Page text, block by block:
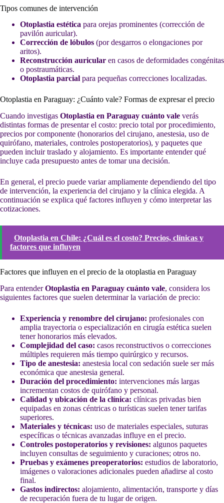
Tipos comunes de intervención
Otoplastia estética para orejas prominentes (corrección de
pavilón auricular).
Corrección de lóbulos (por desgarros o elongaciones por
aritos).
Reconstrucción auricular en casos de deformidades congénitas
o postraumáticas.
Otoplastia parcial para pequeñas correcciones localizadas.
Otoplastia en Paraguay: ¿Cuánto vale? Formas de expresar el precio
Cuando investigas Otoplastia en Paraguay cuánto vale verás
distintas formas de presentar el costo: precio total por procedimiento,
precios por componente (honorarios del cirujano, anestesia, uso de
quirófano, materiales, controles postoperatorios), y paquetes que
pueden incluir traslado y alojamiento. Es importante entender qué
incluye cada presupuesto antes de tomar una decisión.
En general, el precio puede variar ampliamente dependiendo del tipo
de intervención, la experiencia del cirujano y la clínica elegida. A
continuación se explica qué factores influyen y cómo interpretar las
cotizaciones.
Otoplastia en Chile: ¿Cuál es el costo? Precios, clínicas y
factores que influyen
Factores que influyen en el precio de la otoplastia en Paraguay
Para entenderOtoplastia en Paraguay cuánto vale, considera los
siguientes factores que suelen determinar la variación de precio:
Experiencia y renombre del cirujano: profesionales con
amplia trayectoria o especialización en cirugía estética suelen
tener honorarios más elevados.
Complejidad del caso: casos reconstructivos o correcciones
múltiples requieren más tiempo quirúrgico y recursos.
Tipo de anestesia: anestesia local con sedación suele ser más
económica que anestesia general.
Duración del procedimiento: intervenciones más largas
incrementan costos de quirófano y personal.
Calidad y ubicación de la clínica: clínicas privadas bien
equipadas en zonas céntricas o turísticas suelen tener tarifas
superiores.
Materiales y técnicas: uso de materiales especiales, suturas
específicas o técnicas avanzadas influye en el precio.
Controles postoperatorios y revisiones: algunos paquetes
incluyen consultas de seguimiento y curaciones; otros no.
Pruebas y exámenes preoperatorios: estudios de laboratorio,
imágenes o valoraciones adicionales pueden añadirse al costo
final.
Gastos indirectos: alojamiento, alimentación, transporte y días
de recuperación fuera de tu lugar de origen.